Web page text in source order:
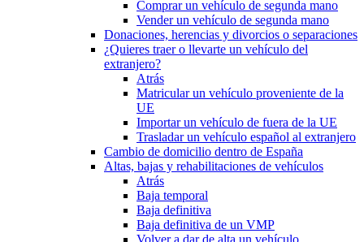
Comprar un vehículo de segunda mano
Vender un vehículo de segunda mano
Donaciones, herencias y divorcios o separaciones
¿Quieres traer o llevarte un vehículo del
extranjero?
Atrás
Matricular un vehículo proveniente de la
UE
Importar un vehículo de fuera de la UE
Trasladar un vehículo español al extranjero
Cambio de domicilio dentro de España
Altas, bajas y rehabilitaciones de vehículos
Atrás
Baja temporal
Baja definitiva
Baja definitiva de un VMP